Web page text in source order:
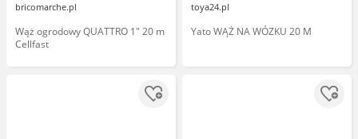
bricomarche.pl
Wąż ogrodowy QUATTRO 1" 20 m
Cellfast
toya24.pl
Yato WĄŻ NA WÓZKU 20 M